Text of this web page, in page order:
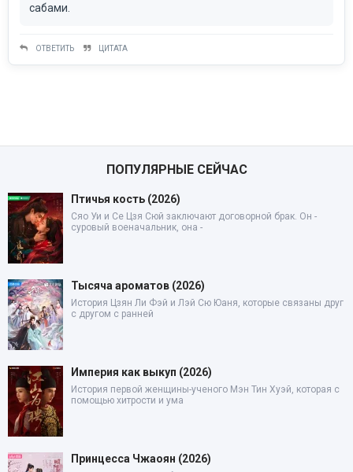
сабами.
ОТВЕТИТЬ ЦИТАТА
ПОПУЛЯРНЫЕ СЕЙЧАС
Птичья кость (2026)
Сяо Уи и Се Цзя Сюй заключают договорной брак. Он -
суровый военачальник, она -
Тысяча ароматов (2026)
История Цзян Ли Фэй и Лэй Сю Юаня, которые связаны друг
с другом с ранней
Империя как выкуп (2026)
История первой женщины-ученого Мэн Тин Хуэй, которая с
помощью хитрости и ума
Принцесса Чжаоян (2026)